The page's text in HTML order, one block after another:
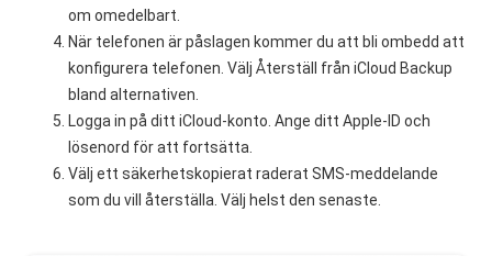
om omedelbart.
När telefonen är påslagen kommer du att bli ombedd att
konfigurera telefonen. Välj Återställ från iCloud Backup
bland alternativen.
Logga in på ditt iCloud-konto. Ange ditt Apple-ID och
lösenord för att fortsätta.
Välj ett säkerhetskopierat raderat SMS-meddelande
som du vill återställa. Välj helst den senaste.